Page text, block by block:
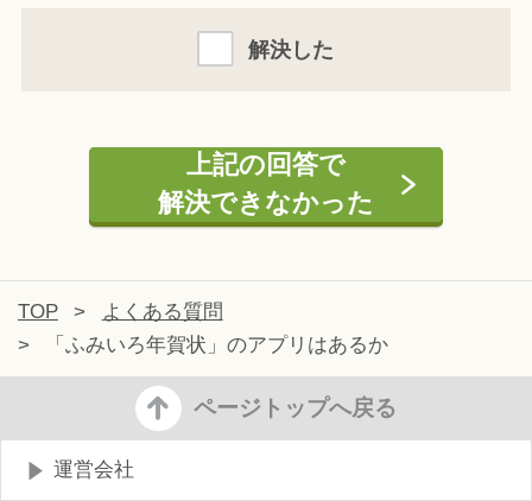
解決した
上記の回答で
解決できなかった
TOP >
よくある質問
>
「ふみいろ年賀状」のアプリはあるか
ページトップへ戻る
運営会社